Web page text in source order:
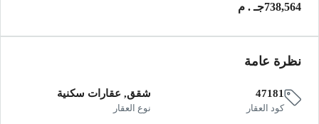
738,564جـ . م
نظرة عامة
47181
كود العقار
شقق, عقارات سكنية
نوع العقار